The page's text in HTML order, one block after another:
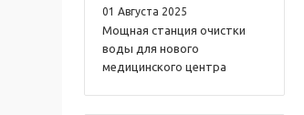
01 Августа 2025
Мощная станция очистки
воды для нового
медицинского центра